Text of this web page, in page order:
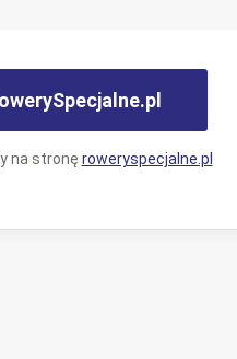
na stronę roweryspecjalne.pl